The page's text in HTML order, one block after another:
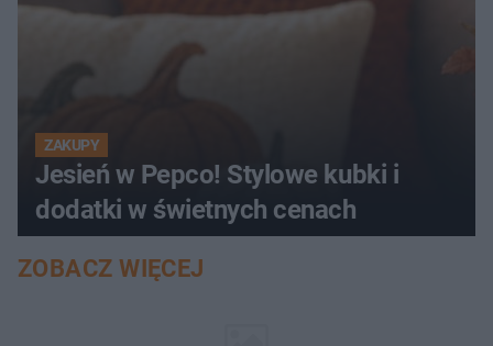
ZAKUPY
Jesień w Pepco! Stylowe kubki i
dodatki w świetnych cenach
ZOBACZ WIĘCEJ